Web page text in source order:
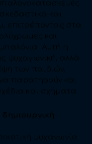
και
επιτρέποντας στα
και
Αυτή η
ψυχαγωγική, αλλά
των παιδιών,
παρατηρούν και
και σχήματα.
ψυχαγωγία